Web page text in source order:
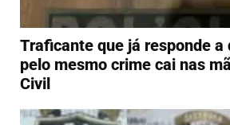
Traficante que já responde a
pelo mesmo crime cai nas
Civil